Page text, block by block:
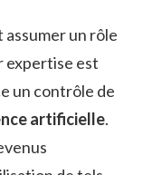
assumer un rôle
expertise est
un contrôle de
artificielle.